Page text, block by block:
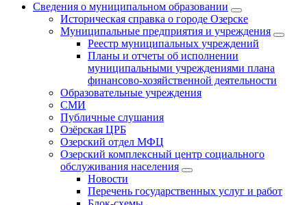
Сведения о муниципальном образовании
Историческая справка о городе Озерске
Муниципальные предприятия и учреждения
Реестр муниципальных учреждений
Планы и отчеты об исполнении
муниципальными учреждениями плана
финансово-хозяйственной деятельности
Образовательные учреждения
СМИ
Публичные слушания
Озёрская ЦРБ
Озерский отдел МФЦ
Озерский комплексный центр социального
обслуживания населения
Новости
Перечень государственных услуг и работ